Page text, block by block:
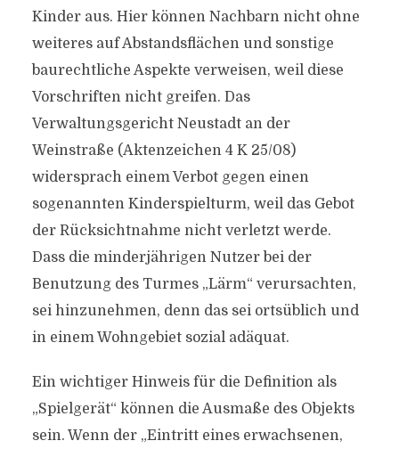
Kinder aus. Hier können Nachbarn nicht ohne
weiteres auf Abstandsflächen und sonstige
baurechtliche Aspekte verweisen, weil diese
Vorschriften nicht greifen. Das
Verwaltungsgericht Neustadt an der
Weinstraße (Aktenzeichen 4 K 25/08)
widersprach einem Verbot gegen einen
sogenannten Kinderspielturm, weil das Gebot
der Rücksichtnahme nicht verletzt werde.
Dass die minderjährigen Nutzer bei der
Benutzung des Turmes „Lärm“ verursachten,
sei hinzunehmen, denn das sei ortsüblich und
in einem Wohngebiet sozial adäquat.
Ein wichtiger Hinweis für die Definition als
„Spielgerät“ können die Ausmaße des Objekts
sein. Wenn der „Eintritt eines erwachsenen,